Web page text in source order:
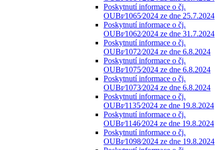
Poskytnutí informace o čj.
OUBr⁄1065⁄2024 ze dne 25.7.2024
Poskytnutí informace o čj.
OUBr⁄1062⁄2024 ze dne 31.7.2024
Poskytnutí informace o čj.
OUBr⁄1072⁄2024 ze dne 6.8.2024
Poskytnutí informace o čj.
OUBr⁄1075⁄2024 ze dne 6.8.2024
Poskytnutí informace o čj.
OUBr⁄1073⁄2024 ze dne 6.8.2024
Poskytnutí informace o čj.
OUBr⁄1135⁄2024 ze dne 19.8.2024
Poskytnutí informace o čj.
OUBr⁄1146⁄2024 ze dne 19.8.2024
Poskytnutí informace o čj.
OUBr⁄1098⁄2024 ze dne 19.8.2024